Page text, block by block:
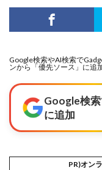
Google検索やAI検索で
ンから「優先ソース」に追
Google検
に追加
PR)オン